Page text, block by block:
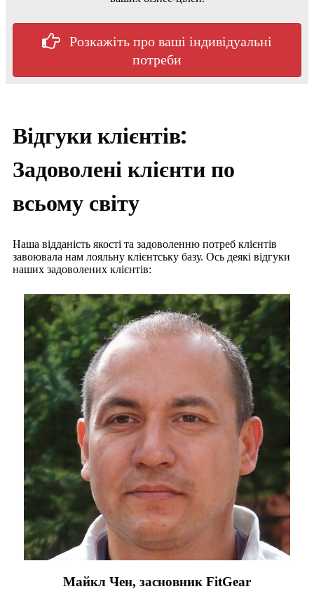
Розкажіть про ваші індивідуальні
потреби
Відгуки клієнтів:
Задоволені клієнти по
всьому світу
Наша відданість якості та задоволенню потреб клієнтів
завоювала нам лояльну клієнтську базу. Ось деякі відгуки
наших задоволених клієнтів:
Майкл Чен, засновник FitGear